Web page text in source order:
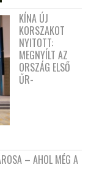
KÍNA ÚJ
KORSZAKOT
NYITOTT:
MEGNYÍLT AZ
ORSZÁG ELSŐ
ŰR-
– AHOL MÉG A